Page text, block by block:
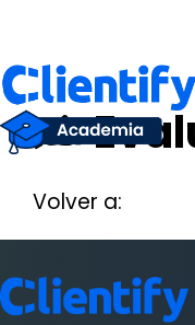
al
contenido
✍️
Volver a: